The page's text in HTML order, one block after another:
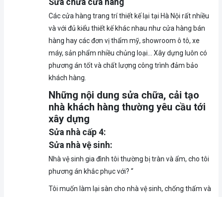
Sửa chữa cửa hàng
Các cửa hàng trang trí thiết kế lại tại Hà Nội rất nhiều
và với đủ kiểu thiết kế khác nhau như cửa hàng bán
hàng hay các đơn vị thẩm mỹ, showroom ô tô, xe
máy, sản phẩm nhiều chủng loại… Xây dựng luôn có
phương án tốt và chất lượng công trình đảm bảo
khách hàng.
Những nội dung sửa chữa, cải tạo
nhà khách hàng thường yêu cầu tới
xây dựng
Sửa nhà cấp 4:
Sửa nhà vệ sinh:
Nhà vệ sinh gia đình tôi thường bị tràn và ẩm, cho tôi
phương án khắc phục với? “
Tôi muốn làm lại sàn cho nhà vệ sinh, chống thấm và